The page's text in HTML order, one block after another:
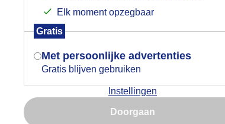
Elk moment opzegbaar
Gratis
Met persoonlijke advertenties
Gratis blijven gebruiken
Instellingen
Doorgaan
Indien je hier nog geen akkoord op hebt
gegeven, verschijnt er zo een pop-up uit
je browser waarin deze toestemming
gevraagd wordt.
Is goed, toon de popup
Nu niet, misschien later